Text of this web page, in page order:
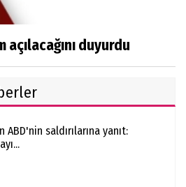
açılacağını duyurdu
ABD'nin saldırılarına yanıt: